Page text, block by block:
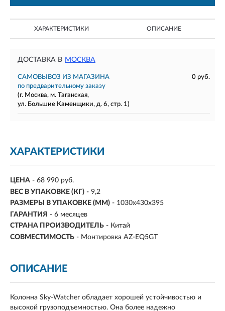
ХАРАКТЕРИСТИКИ ОПИСАНИЕ
ДОСТАВКА В МОСКВА
САМОВЫВОЗ ИЗ МАГАЗИНА
0 руб.
по предварительному заказу
(г. Москва, м. Таганская,
ул. Большие Каменщики, д. 6, стр. 1)
ХАРАКТЕРИСТИКИ
ЦЕНА - 68 990 руб.
ВЕС В УПАКОВКЕ (КГ) - 9,2
РАЗМЕРЫ В УПАКОВКЕ (ММ) - 1030х430х395
ГАРАНТИЯ - 6 месяцев
СТРАНА ПРОИЗВОДИТЕЛЬ - Китай
СОВМЕСТИМОСТЬ - Монтировка AZ-EQ5GT
ОПИСАНИЕ
Колонна Sky-Watcher обладает хорошей устойчивостью и
высокой грузоподъемностью. Она более надежно